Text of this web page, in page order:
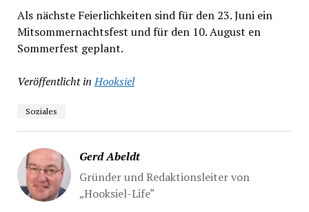
Als nächste Feierlichkeiten sind für den 23. Juni ein
Mitsommernachtsfest und für den 10. August en
Sommerfest geplant.
Veröffentlicht in Hooksiel
Soziales
Gerd Abeldt
Gründer und Redaktionsleiter von
„Hooksiel-Life“